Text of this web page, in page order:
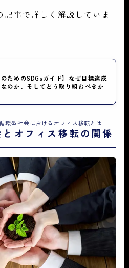
記事で詳しく解説していま
のためのSDGsガイド】なぜ目標達成
のか、そしてどう取り組むべきか
環型社会におけるオフィス移転とは
オフィス移転の関係